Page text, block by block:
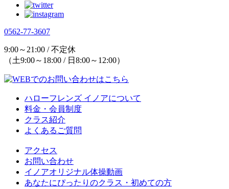
0562-77-3607
9:00～21:00 / 不定休
（土9:00～18:00 / 日8:00～12:00）
ハローフレンズ イノアについて
料金・会員制度
クラス紹介
よくあるご質問
アクセス
お問い合わせ
イノアオリジナル体操動画
あなたにぴったりのクラス・初めての方